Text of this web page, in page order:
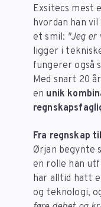
Exsitecs mest
hvordan han
et smil: "Jeg er
ligger i
fungerer også
Med snart 20
en unik
Fra regnskap
Ørjan begynte
en rolle han
har alltid hatt
og teknologi,